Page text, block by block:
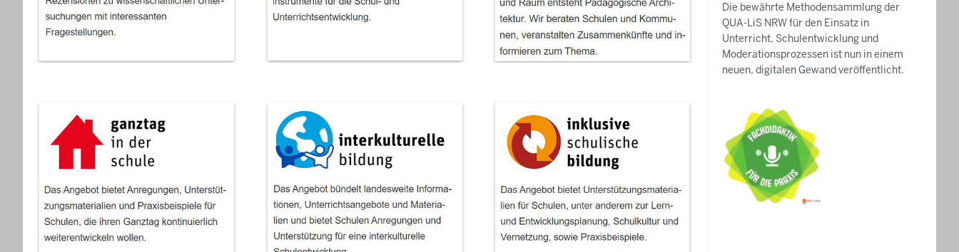
-
09:40
Die bewährte Methodensammlung der
QUA-LiS NRW für den Einsatz in
Unterricht, Schulentwicklung und
Moderationsprozessen ist nun in einem
neuen, digitalen Gewand veröffentlicht.